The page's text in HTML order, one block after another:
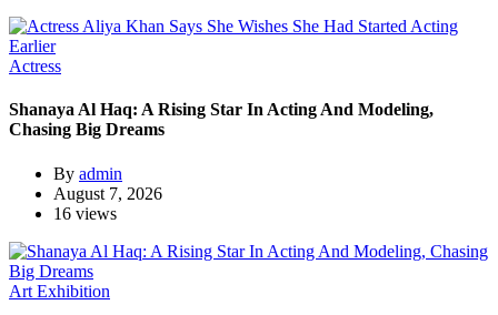
Actress
Shanaya Al Haq: A Rising Star In Acting And Modeling,
Chasing Big Dreams
By admin
August 7, 2026
16 views
Art Exhibition